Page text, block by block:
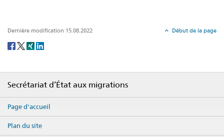
Dernière modification 15.08.2022 Début de la page
Social
Secrétariat d’État aux migrations
Page d'accueil
Plan du site